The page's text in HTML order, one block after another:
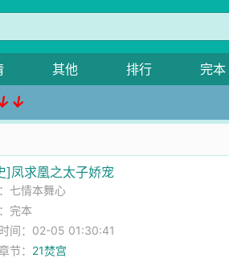
其他 排行 完本
]凤求凰之太子娇宠
七情本舞心
完本
间：02-05 01:30:41
节： 21焚宫